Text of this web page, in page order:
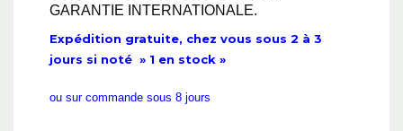
GARANTIE INTERNATIONALE.
Expédition gratuite, chez vous sous 2 à 3
jours si noté » 1 en stock »
ou sur commande sous 8 jours